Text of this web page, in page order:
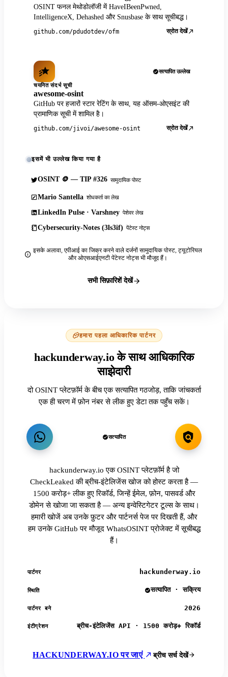
OSINT फनल मेथोडोलॉजी में HaveIBeenPwned,
IntelligenceX, Dehashed और Snusbase के साथ सूचीबद्ध।
github.com/pdudotdev/ofm स्रोत देखें
सत्यापित उल्लेख
चयनित संदर्भ सूची
awesome-osint
GitHub पर हजारों स्टार रेटिंग के साथ, यह ऑसम-ओएसइंट की
प्रामाणिक सूची में शामिल है।
github.com/jivoi/awesome-osint स्रोत देखें
इसमें भी उल्लेख किया गया है
OSINT 🪙 — TIP #326 सामुदायिक पोस्ट
Mario Santella शोधकर्ता का लेख
LinkedIn Pulse · Varshney पेशेवर लेख
Cybersecurity-Notes (3ls3if) पेंटेस्ट नोट्स
इसके अलावा, एपीआई का जिक्र करने वाले दर्जनों सामुदायिक पोस्ट, ट्यूटोरियल
और ओएसआईएनटी पेंटेस्ट नोट्स भी मौजूद हैं।
सभी सिफ़ारिशें देखें
हमारा पहला आधिकारिक पार्टनर
hackunderway.io के साथ आधिकारिक
साझेदारी
दो OSINT प्लेटफ़ॉर्म के बीच एक सत्यापित गठजोड़, ताकि जांचकर्ता
एक ही चरण में फ़ोन नंबर से लीक हुए डेटा तक पहुँच सकें।
सत्यापित
hackunderway.io एक OSINT प्लेटफ़ॉर्म है जो
CheckLeaked की ब्रीच-इंटेलिजेंस खोज को होस्ट करता है —
1500 करोड़+ लीक हुए रिकॉर्ड, जिन्हें ईमेल, फ़ोन, पासवर्ड और
डोमेन से खोजा जा सकता है — अन्य इन्वेस्टिगेटर टूल्स के साथ।
हमारी खोजें अब उनके फ़ुटर और पार्टनर्स पेज पर दिखती हैं, और
हम उनके GitHub पर मौजूद WhatsOSINT प्रोजेक्ट में सूचीबद्ध
हैं।
पार्टनर hackunderway.io
स्थिति सत्यापित · सक्रिय
पार्टनर बने 2026
इंटीग्रेशन ब्रीच-इंटेलिजेंस API · 1500 करोड़+ रिकॉर्ड
HACKUNDERWAY.IO पर जाएं ब्रीच सर्च देखें